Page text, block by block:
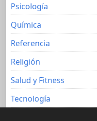
Psicología
Química
Referencia
Religión
Salud y Fitness
Tecnología